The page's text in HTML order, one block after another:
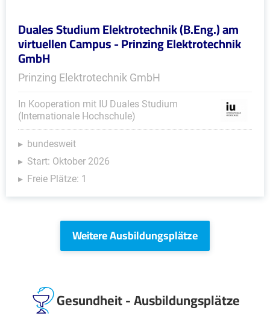
Duales Studium Elektrotechnik (B.Eng.) am
virtuellen Campus - Prinzing Elektrotechnik
GmbH
Prinzing Elektrotechnik GmbH
In Kooperation mit IU Duales Studium
(Internationale Hochschule)
bundesweit
Start: Oktober 2026
Freie Plätze: 1
Weitere Ausbildungsplätze
Gesundheit - Ausbildungsplätze